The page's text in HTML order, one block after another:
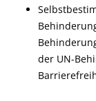
der UN-